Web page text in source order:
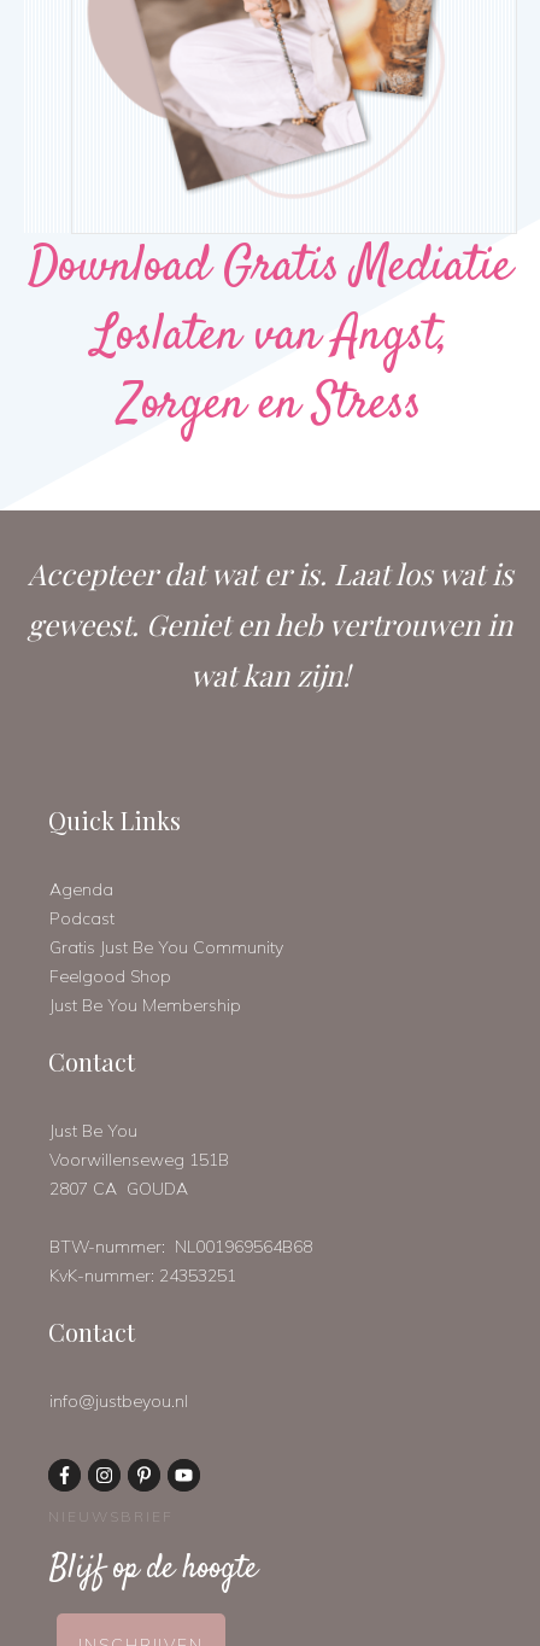
Download Gratis Mediatie
Loslaten van Angst,
Zorgen en Stress
Accepteer dat wat er is. Laat los wat is
geweest. Geniet en heb vertrouwen in
wat kan zijn!
Quick Links
Agenda
Podcast
Gratis Just Be You Community
Feelgood Shop
Just Be You Membership
Contact
Just Be You
Voorwillenseweg 151B
2807 CA GOUDA
BTW-nummer: NL001969564B68
KvK-nummer: 24353251
Contact
info@justbeyou.nl
NIEUWSBRIEF
Blijf op de hoogte